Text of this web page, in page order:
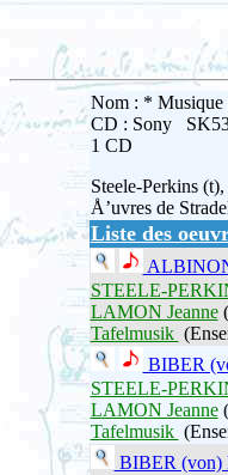
Nom : * Musique
CD : Sony
1 CD
Steele-Perkins
Å’uvres de
Liste des
STEELE-
LAMON Jeanne
Tafelmusik
BIBER
STEELE-
LAMON Jeanne
Tafelmusik
BIBER (von)